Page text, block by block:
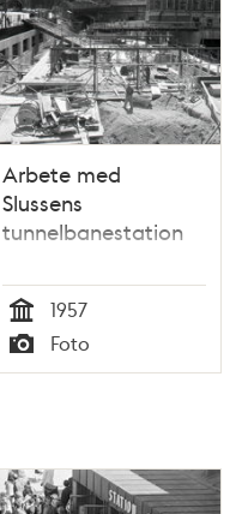
Arbete med
Slussens
tunnelbanestation
Tid
1957
Typ
Foto